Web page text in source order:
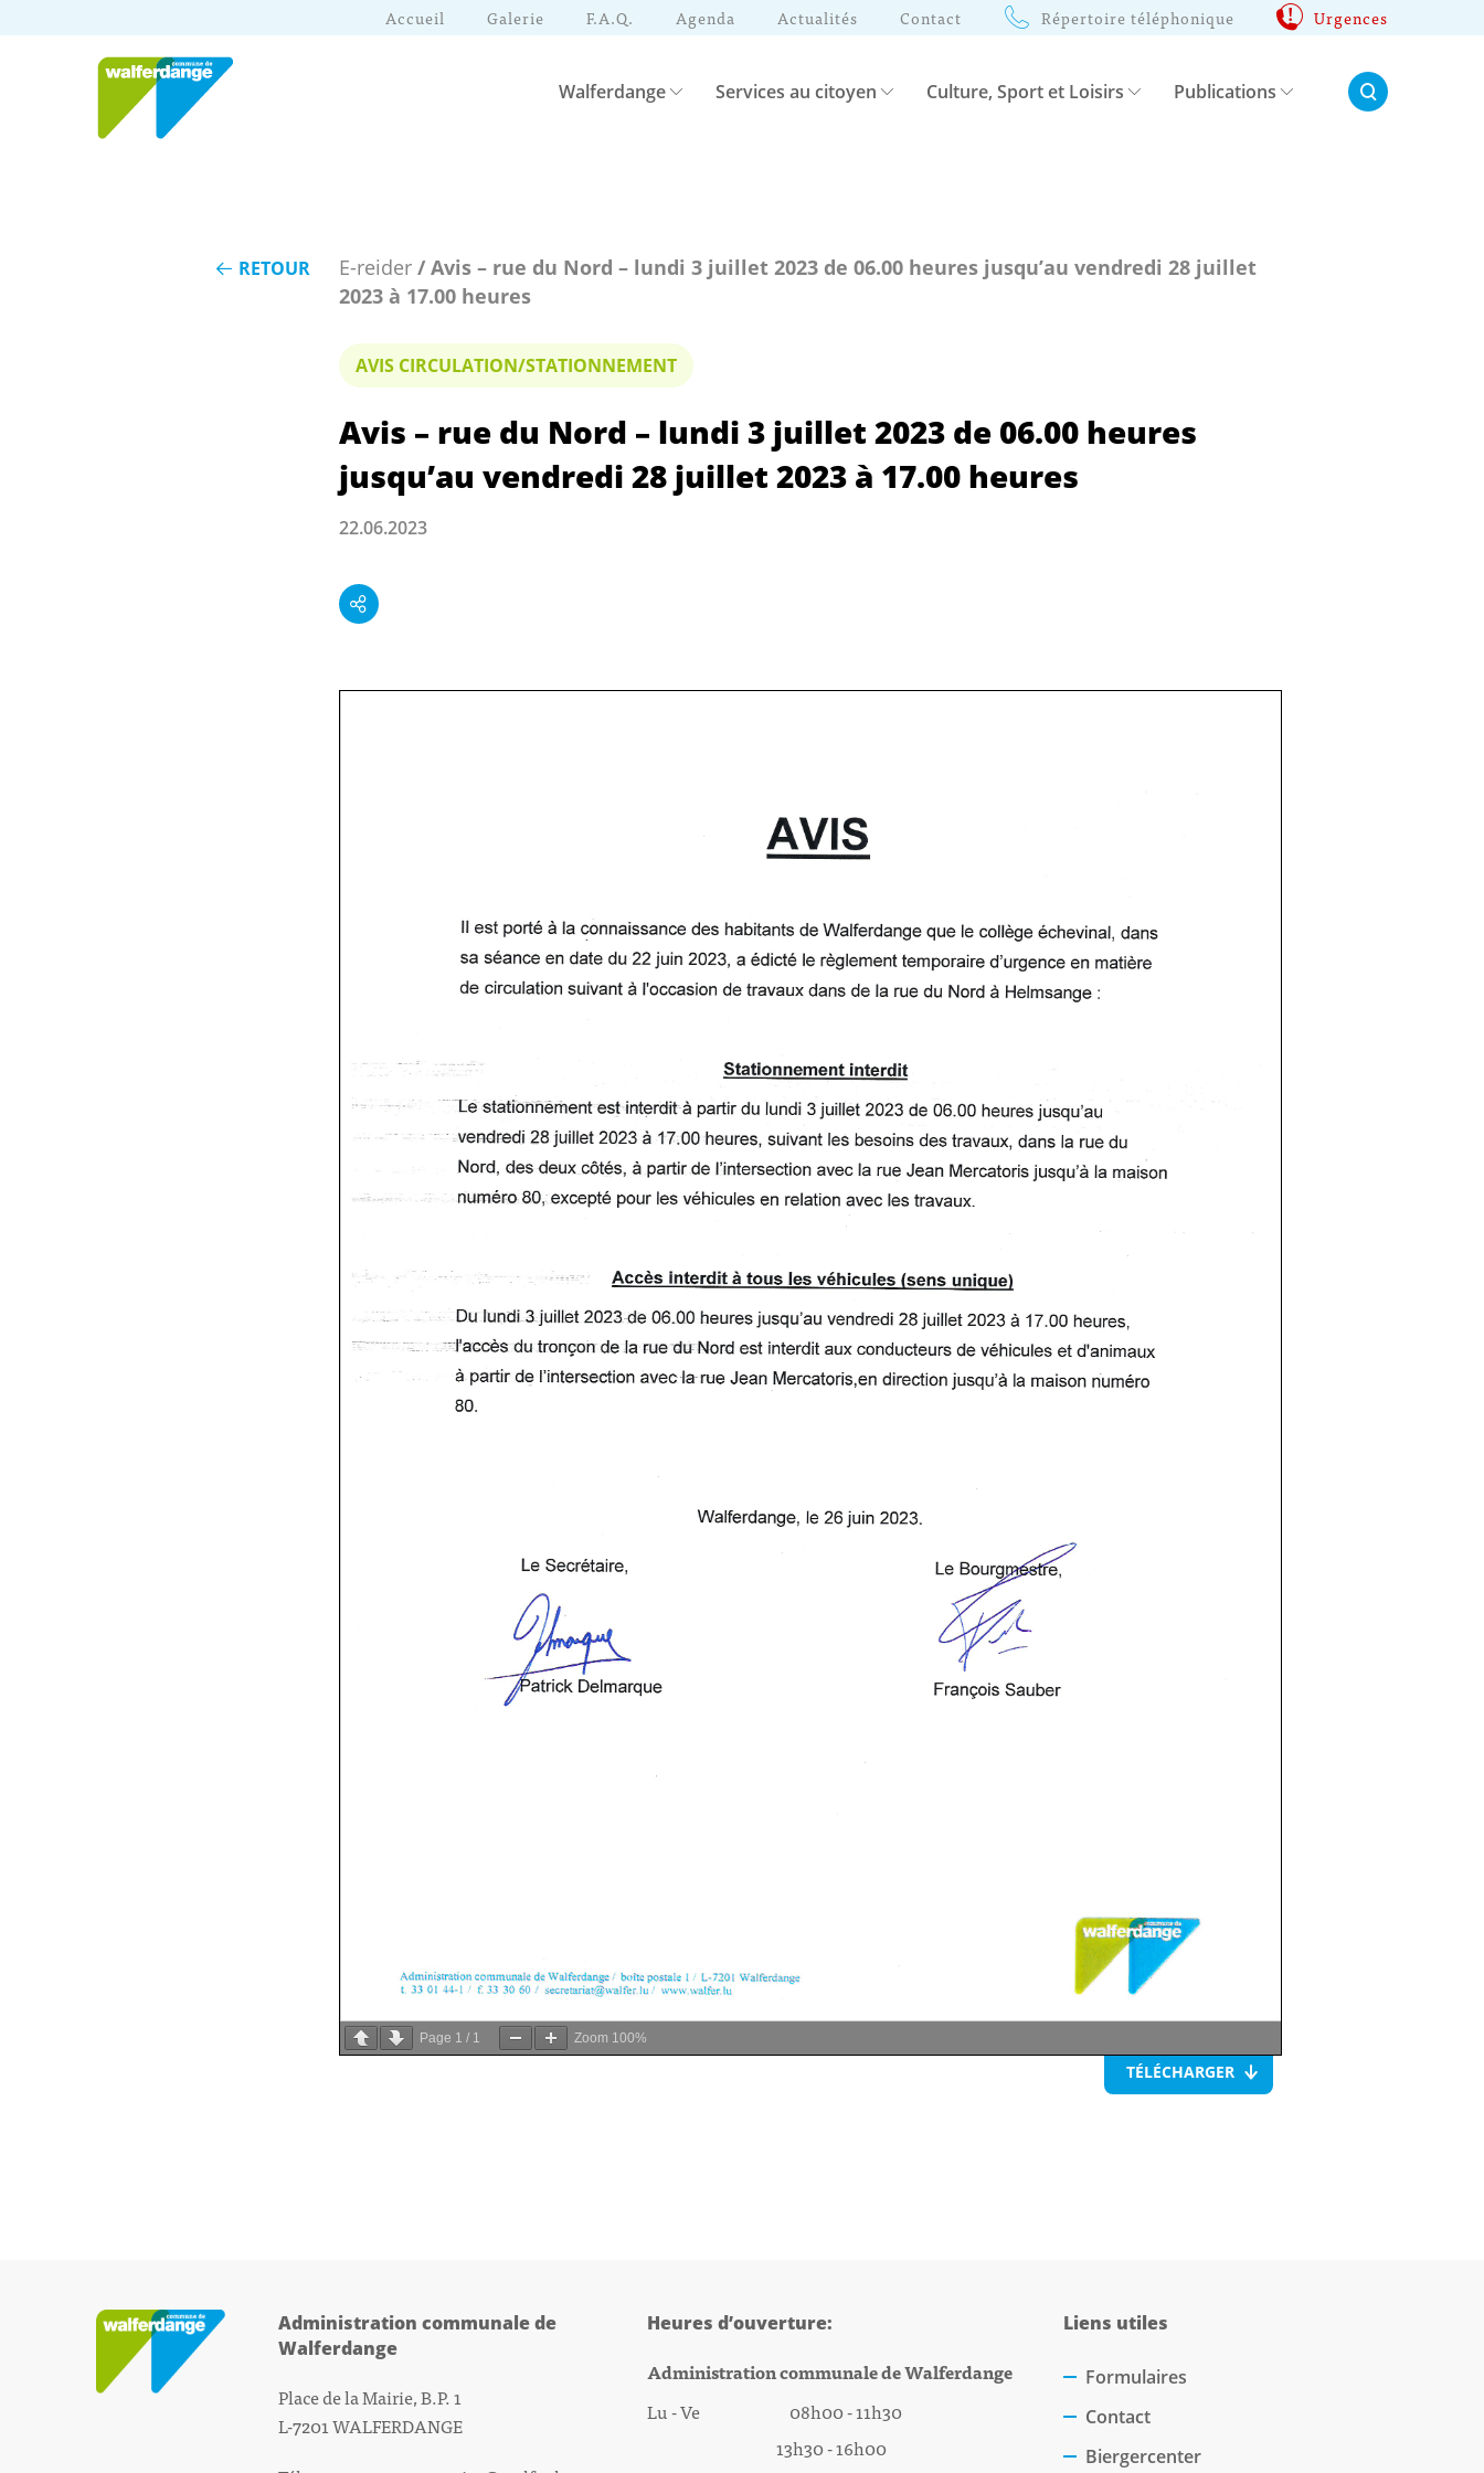
Accueil Galerie F.A.Q. Agenda Actualités Contact Répertoire téléphonique Urgences
Walferdange Services au citoyen Culture, Sport et Loisirs Publications Rechercher:
RETOUR E-reider / Avis – rue du Nord – lundi 3 juillet 2023 de 06.00 heures jusqu’au vendredi 28 juillet
2023 à 17.00 heures
AVIS CIRCULATION/STATIONNEMENT
Avis – rue du Nord – lundi 3 juillet 2023 de 06.00 heures
jusqu’au vendredi 28 juillet 2023 à 17.00 heures
22.06.2023
Page 1 / 1 Zoom 100%
TÉLÉCHARGER
Administration communale de
Walferdange
Place de la Mairie, B.P. 1
L-7201 WALFERDANGE
Heures d’ouverture:
Administration communale de Walferdange
Lu - Ve 08h00 - 11h30
13h30 - 16h00
Liens utiles
Formulaires
Contact
Biergercenter